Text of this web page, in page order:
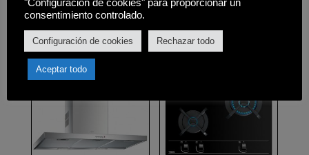
Productos relacionados
"Configuración de cookies" para proporcionar un
consentimiento controlado.
Configuración de cookies Rechazar todo
Aceptar todo